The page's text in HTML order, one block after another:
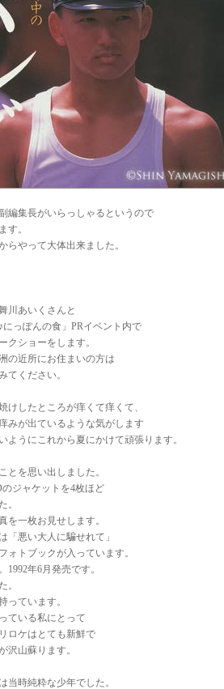
編集長がいらっしゃるというので
す。
らやって大体出来ました。
川あいくさんと
にっぽんの食」PRイベント内で
クショーをします。
の近所にお住まいの方は
てください。
けしたところが痒くて痒くて、
みが出ているような気がします
ようにこれから夏にかけて頑張ります。
とを思い出しました。
ジャケットを4枚ほど
。
を一枚お見せします。
「悪い大人に騙せれて」
ォトブックが入っています。
1992年6月発売です。
。
っています。
ている私にとって
ロケはとても新鮮で
沢山蘇ります。
当時純粋な少年でした。